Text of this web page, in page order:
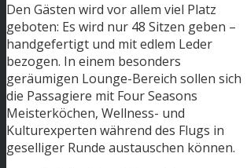
Den Gästen wird vor allem viel Platz
geboten: Es wird nur 48 Sitzen geben –
handgefertigt und mit edlem Leder
bezogen. In einem besonders
geräumigen Lounge-Bereich sollen sich
die Passagiere mit Four Seasons
Meisterköchen, Wellness- und
Kulturexperten während des Flugs in
geselliger Runde austauschen können.